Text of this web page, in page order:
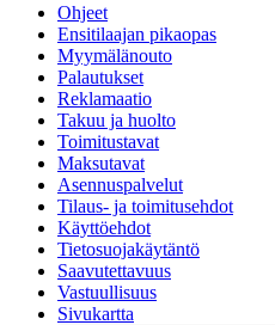
Ohjeet
Ensitilaajan pikaopas
Myymälänouto
Palautukset
Reklamaatio
Takuu ja huolto
Toimitustavat
Maksutavat
Asennuspalvelut
Tilaus- ja toimitusehdot
Käyttöehdot
Tietosuojakäytäntö
Saavutettavuus
Vastuullisuus
Sivukartta